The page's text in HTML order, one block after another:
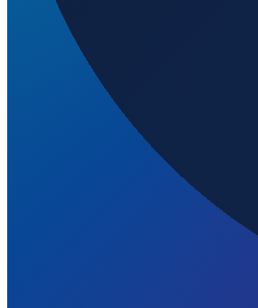
→